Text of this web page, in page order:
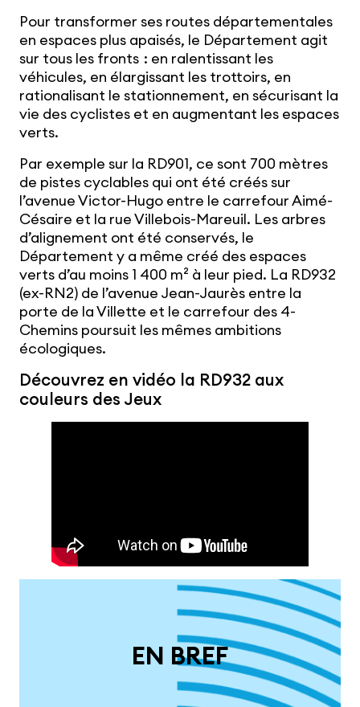
Pour transformer ses routes départementales
en espaces plus apaisés, le Département agit
sur tous les fronts : en ralentissant les
véhicules, en élargissant les trottoirs, en
rationalisant le stationnement, en sécurisant la
vie des cyclistes et en augmentant les espaces
verts.
Par exemple sur la RD901, ce sont 700 mètres
de pistes cyclables qui ont été créés sur
l’avenue Victor-Hugo entre le carrefour Aimé-
Césaire et la rue Villebois-Mareuil. Les arbres
d’alignement ont été conservés, le
Département y a même créé des espaces
verts d’au moins 1 400 m² à leur pied. La RD932
(ex-RN2) de l’avenue Jean-Jaurès entre la
porte de la Villette et le carrefour des 4-
Chemins poursuit les mêmes ambitions
écologiques.
Découvrez en vidéo la RD932 aux
couleurs des Jeux
EN BREF